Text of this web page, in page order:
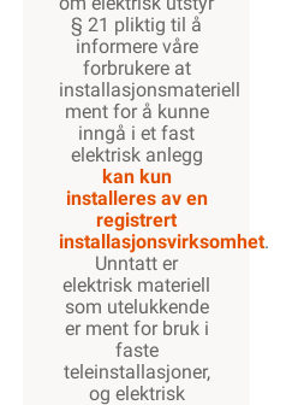
§ 21 pliktig til å
informere våre
forbrukere at
installasjonsmateriell
ment for å kunne
inngå i et fast
elektrisk anlegg
kan kun
installeres av en
registrert
installasjonsvirksomhet.
Unntatt er
elektrisk materiell
som utelukkende
er ment for bruk i
faste
teleinstallasjoner,
og elektrisk